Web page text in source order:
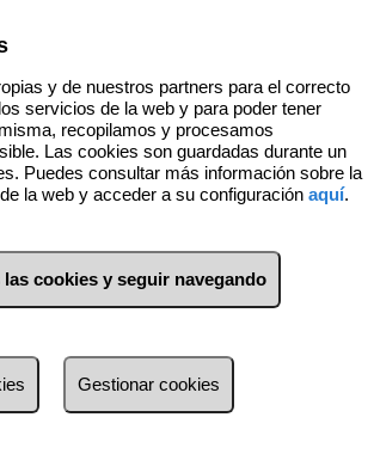
y de nuestros partners para el correcto
servicios de la web y para poder tener
recopilamos y procesamos
Las cookies son guardadas durante un
Puedes consultar más información sobre la
la web y acceder a su configuración aquí.
cookies y seguir navegando
Gestionar cookies